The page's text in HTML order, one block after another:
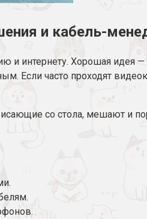
и кабель-
и интернету. Хорошая
Если часто проходят
со стола, мешают и